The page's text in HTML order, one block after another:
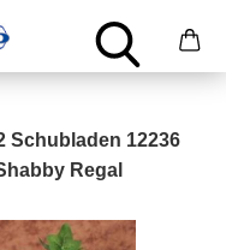
Schubladen 12236
Regal